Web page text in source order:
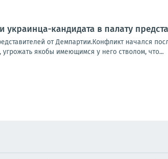
кандидата в палату
от Демпартии.Конфликт начался
якобы имеющимся у него стволом, что...